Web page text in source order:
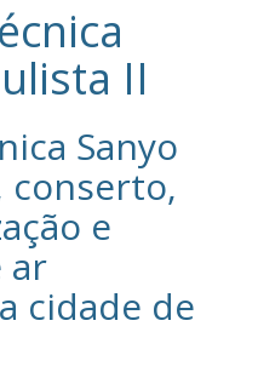
II
Sanyo‎
conserto,
e
ar
cidade de